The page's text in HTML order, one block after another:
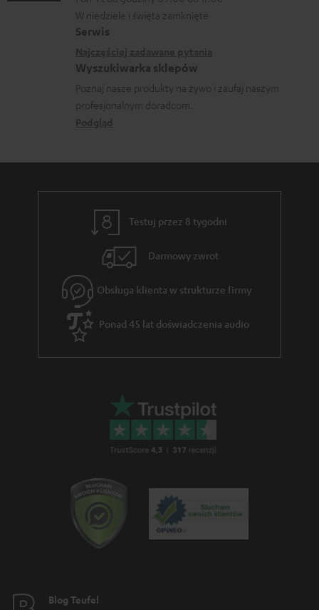
r
a
n
i
a
e
o
y
s
y
a
c
j
e
d
y
c
e
g
w
a
r
n
e
o
n
t
o
W niedziele i święta zamknięte
Serwis
Wyszukiwarka sklepów
Poznaj nasze produkty na żywo i zaufaj naszym
profesjonalnym doradcom.
Testuj przez 8 tygodni
Darmowy zwrot
Obsługa klienta w strukturze firmy
Ponad 45 lat doświadczenia audio
Blog Teufel